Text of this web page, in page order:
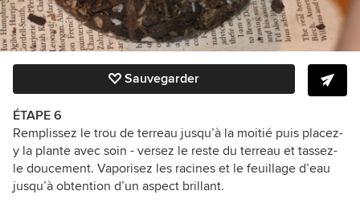
Sauvegarder
ÉTAPE 6
Remplissez le trou de terreau jusqu’à la moitié puis placez-
y la plante avec soin - versez le reste du terreau et tassez-
le doucement. Vaporisez les racines et le feuillage d’eau
jusqu’à obtention d’un aspect brillant.